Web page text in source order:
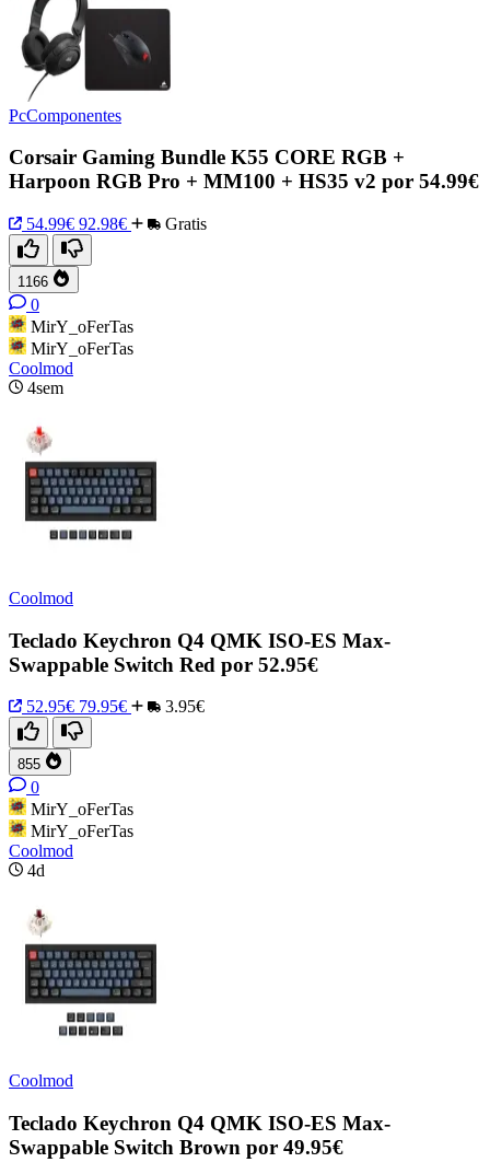
PcComponentes
Corsair Gaming Bundle K55 CORE RGB +
Harpoon RGB Pro + MM100 + HS35 v2 por 54.99€
54.99€ 92.98€ Gratis
1166
0
MirY_oFerTas
MirY_oFerTas
Coolmod
4sem
Coolmod
Teclado Keychron Q4 QMK ISO-ES Max-
Swappable Switch Red por 52.95€
52.95€ 79.95€ 3.95€
855
0
MirY_oFerTas
MirY_oFerTas
Coolmod
4d
Coolmod
Teclado Keychron Q4 QMK ISO-ES Max-
Swappable Switch Brown por 49.95€